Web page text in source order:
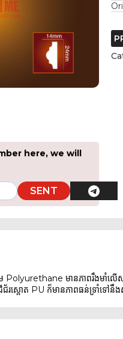
here, we will
SENT
Polyurethane មានភាពរឹងមាំ
ពោត PU ក៏មានភាពធន់ទ្រាំទៅនឹងស